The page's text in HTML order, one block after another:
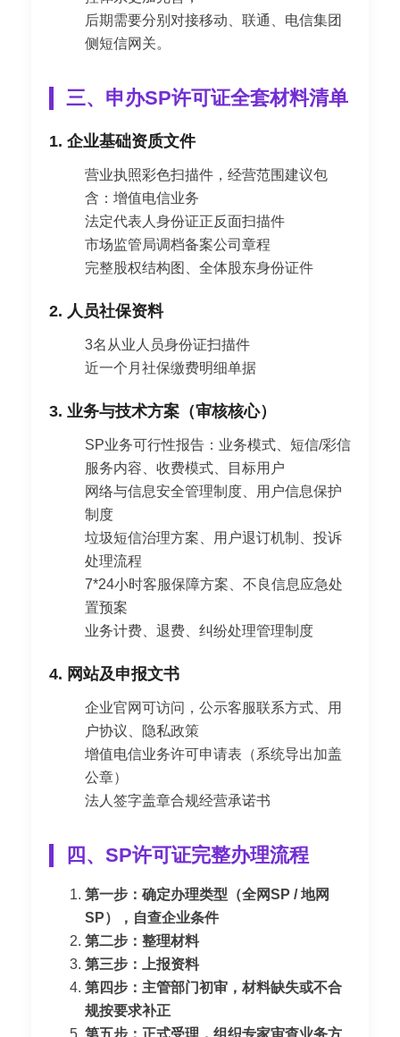
后期需要分别对接移动、联通、电信集团
侧短信网关。
三、申办SP许可证全套材料清单
1. 企业基础资质文件
营业执照彩色扫描件，经营范围建议包
含：增值电信业务
法定代表人身份证正反面扫描件
市场监管局调档备案公司章程
完整股权结构图、全体股东身份证件
2. 人员社保资料
3名从业人员身份证扫描件
近一个月社保缴费明细单据
3. 业务与技术方案（审核核心）
SP业务可行性报告：业务模式、短信/彩信
服务内容、收费模式、目标用户
网络与信息安全管理制度、用户信息保护
制度
垃圾短信治理方案、用户退订机制、投诉
处理流程
7*24小时客服保障方案、不良信息应急处
置预案
业务计费、退费、纠纷处理管理制度
4. 网站及申报文书
企业官网可访问，公示客服联系方式、用
户协议、隐私政策
增值电信业务许可申请表（系统导出加盖
公章）
法人签字盖章合规经营承诺书
四、SP许可证完整办理流程
第一步：确定办理类型（全网SP / 地网
SP），自查企业条件
第二步：整理材料
第三步：上报资料
第四步：主管部门初审，材料缺失或不合
规按要求补正
第五步：正式受理，组织专家审查业务方